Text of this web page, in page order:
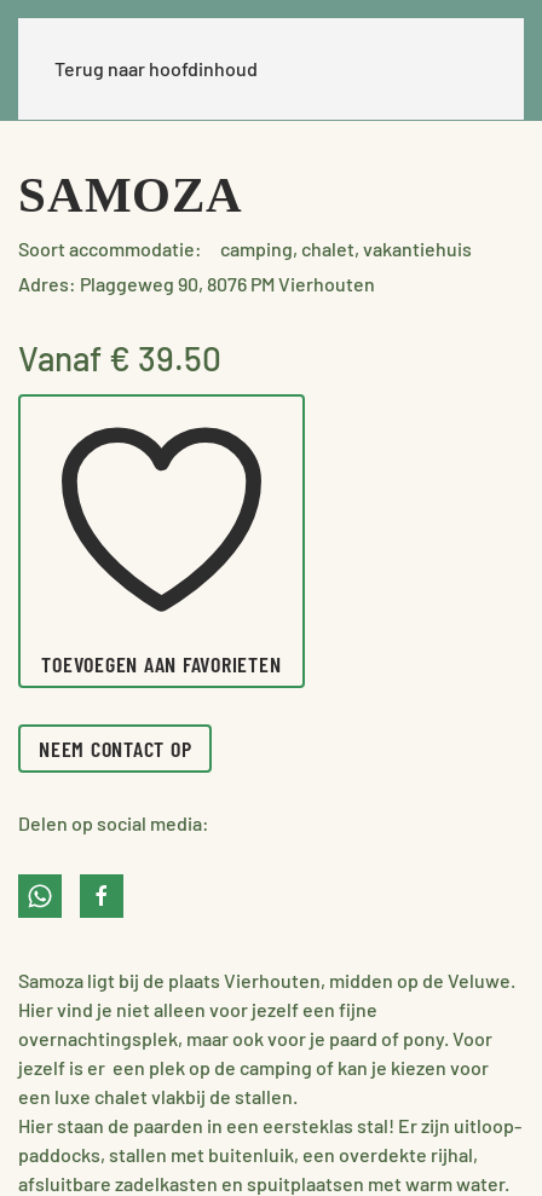
Terug naar hoofdinhoud
SAMOZA
Soort accommodatie:
camping, chalet, vakantiehuis
Adres: Plaggeweg 90, 8076 PM Vierhouten
Vanaf € 39.50
TOEVOEGEN AAN FAVORIETEN
NEEM CONTACT OP
Delen op social media:
Samoza ligt bij de plaats Vierhouten, midden op de Veluwe.
Hier vind je niet alleen voor jezelf een fijne
overnachtingsplek, maar ook voor je paard of pony. Voor
jezelf is er een plek op de camping of kan je kiezen voor
een luxe chalet vlakbij de stallen.
Hier staan de paarden in een eersteklas stal! Er zijn uitloop-
paddocks, stallen met buitenluik, een overdekte rijhal,
afsluitbare zadelkasten en spuitplaatsen met warm water.